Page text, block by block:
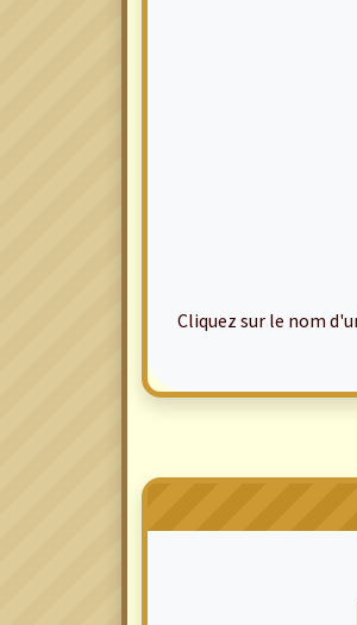
Cliquez sur le nom